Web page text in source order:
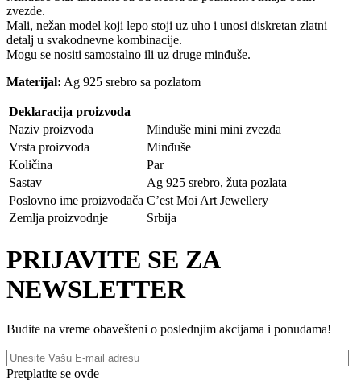
zvezde.
Mali, nežan model koji lepo stoji uz uho i unosi diskretan zlatni
detalj u svakodnevne kombinacije.
Mogu se nositi samostalno ili uz druge minđuše.
Materijal: Ag 925 srebro sa pozlatom
Deklaracija proizvoda
Naziv proizvoda
Minđuše mini mini zvezda
Vrsta proizvoda
Minđuše
Količina
Par
Sastav
Ag 925 srebro, žuta pozlata
Poslovno ime proizvođača C’est Moi Art Jewellery
Zemlja proizvodnje
Srbija
PRIJAVITE SE ZA
NEWSLETTER
Budite na vreme obavešteni o poslednjim akcijama i ponudama!
Pretplatite se ovde